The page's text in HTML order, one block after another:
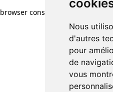
Nous
d'autres
pour
de
vous
browser console for more